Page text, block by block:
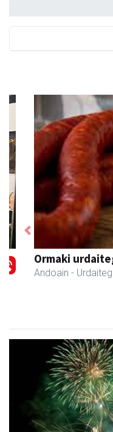
Ormaki urdaitegia
Andoain - Urdaitegiak
Previous